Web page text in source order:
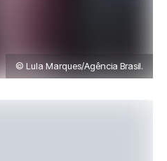
© Lula Marques/Agência Brasil.